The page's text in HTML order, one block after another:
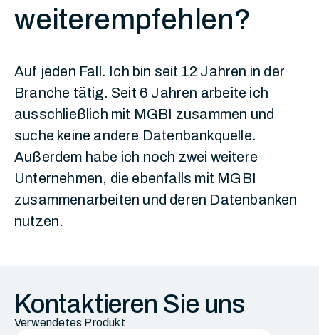
weiterempfehlen?
Auf jeden Fall. Ich bin seit 12 Jahren in der
Branche tätig. Seit 6 Jahren arbeite ich
ausschließlich mit MGBI zusammen und
suche keine andere Datenbankquelle.
Außerdem habe ich noch zwei weitere
Unternehmen, die ebenfalls mit MGBI
zusammenarbeiten und deren Datenbanken
nutzen.
Kontaktieren Sie uns
Verwendetes Produkt